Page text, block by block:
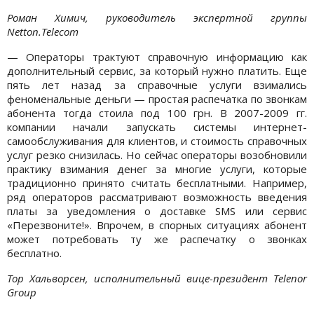
Роман Химич, руководитель экспертной группы
Netton.Telecom
— Операторы трактуют справочную информацию как
дополнительный сервис, за который нужно платить. Еще
пять лет назад за справочные услуги взимались
феноменальные деньги — простая распечатка по звонкам
абонента тогда стоила под 100 грн. В 2007-2009 гг.
компании начали запускать системы интернет-
самообслуживания для клиентов, и стоимость справочных
услуг резко снизилась. Но сейчас операторы возобновили
практику взимания денег за многие услуги, которые
традиционно принято считать бесплатными. Например,
ряд операторов рассматривают возможность введения
платы за уведомления о доставке SMS или сервис
«Перезвоните!». Впрочем, в спорных ситуациях абонент
может потребовать ту же распечатку о звонках
бесплатно.
Тор Хальворсен, исполнительный вице-президент Telenor
Group